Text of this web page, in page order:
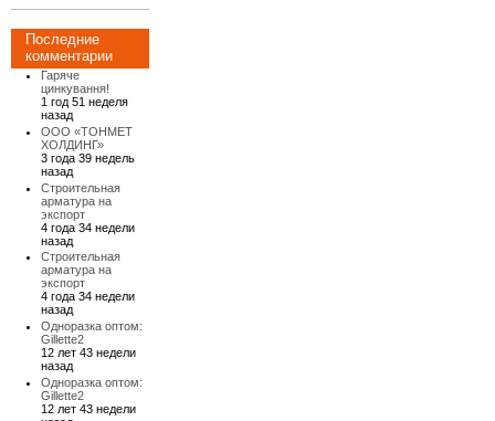
Последние
комментарии
Гаряче
цинкування!
1 год 51 неделя
назад
ООО «ТОНМЕТ
ХОЛДИНГ»
3 года 39 недель
назад
Строительная
арматура на
экспорт
4 года 34 недели
назад
Строительная
арматура на
экспорт
4 года 34 недели
назад
Одноразка оптом:
Gillette2
12 лет 43 недели
назад
Одноразка оптом:
Gillette2
12 лет 43 недели